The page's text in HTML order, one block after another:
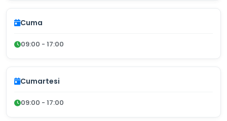
Cuma
09:00 - 17:00
Cumartesi
09:00 - 17:00